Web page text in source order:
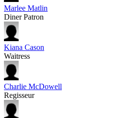
Marlee Matlin
Diner Patron
Kiana Cason
Waitress
Charlie McDowell
Regisseur